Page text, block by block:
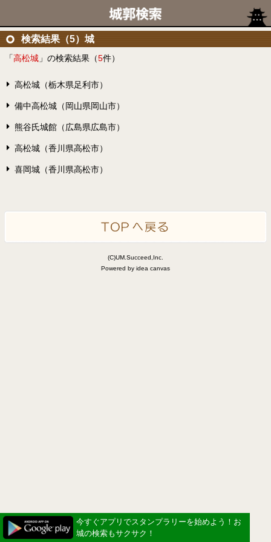
検索結果（5）城
「高松城 」の検索結果（5件）
高松城（栃木県足利市）
備中高松城（岡山県岡山市）
熊谷氏城館（広島県広島市）
高松城（香川県高松市）
喜岡城（香川県高松市）
(C)UM.Succeed,Inc.
Powered by idea canvas
今すぐアプリでスタンプラリーを始めよう！お
城の検索もサクサク！